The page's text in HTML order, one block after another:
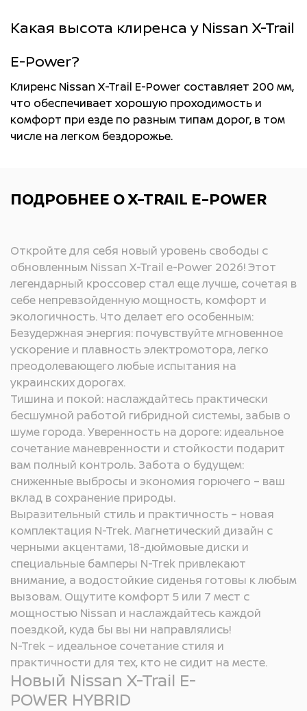
установка приложения и
смартфон)
Электропривод регулировки
сиденья водителя и
переднего пассажира с
Беспроводное зарядное
Премиум аудиосистема
Bose® с 10 динамиками (вкл. 2
в сабвуфере)
Цифровой усилитель
Беспроводное зарядное
устройство для смартфона
Система безключевого
доступа I-key с функцией
разблокировки при
приближении/блокировке
при удалении
Наружные зеркала с
электрической регулировкой
и подогревом с функцией
автосборки
Электропривод багажной
двери Hands-free
Какая высота клиренса у Nissan X-Trail
E-Power?
Клиренс Nissan X-Trail E-Power составляет 200 мм,
что обеспечивает хорошую проходимость и
комфорт при езде по разным типам дорог, в том
числе на легком бездорожье.
ПОДРОБНЕЕ О X-TRAIL E-POWER
Откройте для себя новый уровень свободы с
обновленным Nissan X-Trail e-Power 2026! Этот
легендарный кроссовер стал еще лучше, сочетая в
себе непревзойденную мощность, комфорт и
экологичность. Что делает его особенным:
Безудержная энергия: почувствуйте мгновенное
ускорение и плавность электромотора, легко
преодолевающего любые испытания на
украинских дорогах.
Тишина и покой: наслаждайтесь практически
бесшумной работой гибридной системы, забыв о
шуме города. Уверенность на дороге: идеальное
сочетание маневренности и стойкости подарит
вам полный контроль. Забота о будущем:
сниженные выбросы и экономия горючего – ваш
вклад в сохранение природы.
Выразительный стиль и практичность – новая
комплектация N-Trek. Магнетический дизайн с
черными акцентами, 18-дюймовые диски и
специальные бамперы N-Trek привлекают
внимание, а водостойкие сиденья готовы к любым
вызовам. Ощутите комфорт 5 или 7 мест с
мощностью Nissan и наслаждайтесь каждой
поездкой, куда бы вы ни направлялись!
N-Trek – идеальное сочетание стиля и
практичности для тех, кто не сидит на месте.
Новый Nissan X-Trail E-
POWER HYBRID